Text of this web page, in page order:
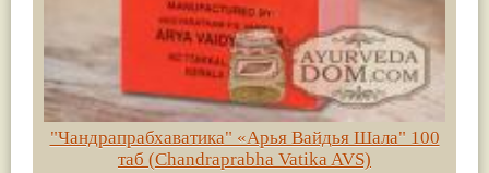
"Чандрапрабхаватика" «Арья Вайдья Шала" 100
таб (Chandraprabha Vatika AVS)